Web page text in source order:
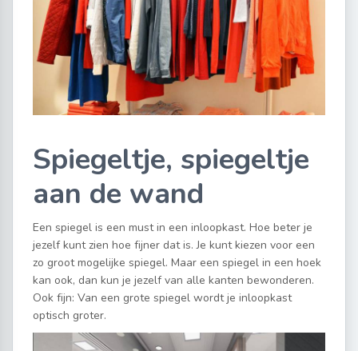
Spiegeltje, spiegeltje
aan de wand
Een spiegel is een must in een inloopkast. Hoe beter je
jezelf kunt zien hoe fijner dat is. Je kunt kiezen voor een
zo groot mogelijke spiegel. Maar een spiegel in een hoek
kan ook, dan kun je jezelf van alle kanten bewonderen.
Ook fijn: Van een grote spiegel wordt je inloopkast
optisch groter.